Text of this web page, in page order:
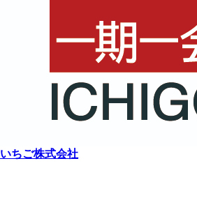
いちご株式会社